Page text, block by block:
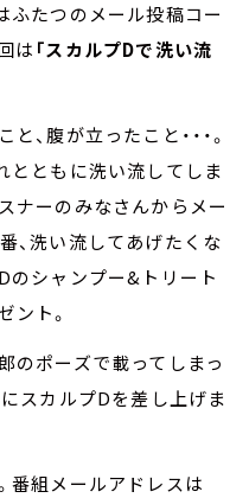
ふたつのメール投稿コー
は 「スカルプDで洗い流
、腹が立ったこと・・・。
とともに洗い流してしま
ナーのみなさんからメー
、洗い流してあげたくな
のシャンプー&トリート
ント。
のポーズで載ってしまっ
スカルプDを差し上げま
番組メールアドレスは